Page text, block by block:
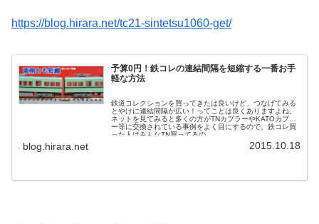
https://blog.hirara.net/tc21-sintetsu1060-get/
予算0円！鉄コレの連結間隔を短縮する一番お手
軽な方法
鉄道コレクションを買ってきたは良いけど、つなげてみる
とやけに連結間隔が広い！ってことは良くありますよね。
ネットを見てみると多くの方がTNカプラーやKATOカプラ
ー等に交換されている事例をよく目にするので、鉄コレ買
った人はみんなTN買ってるの...
blog.hirara.net 2015.10.18